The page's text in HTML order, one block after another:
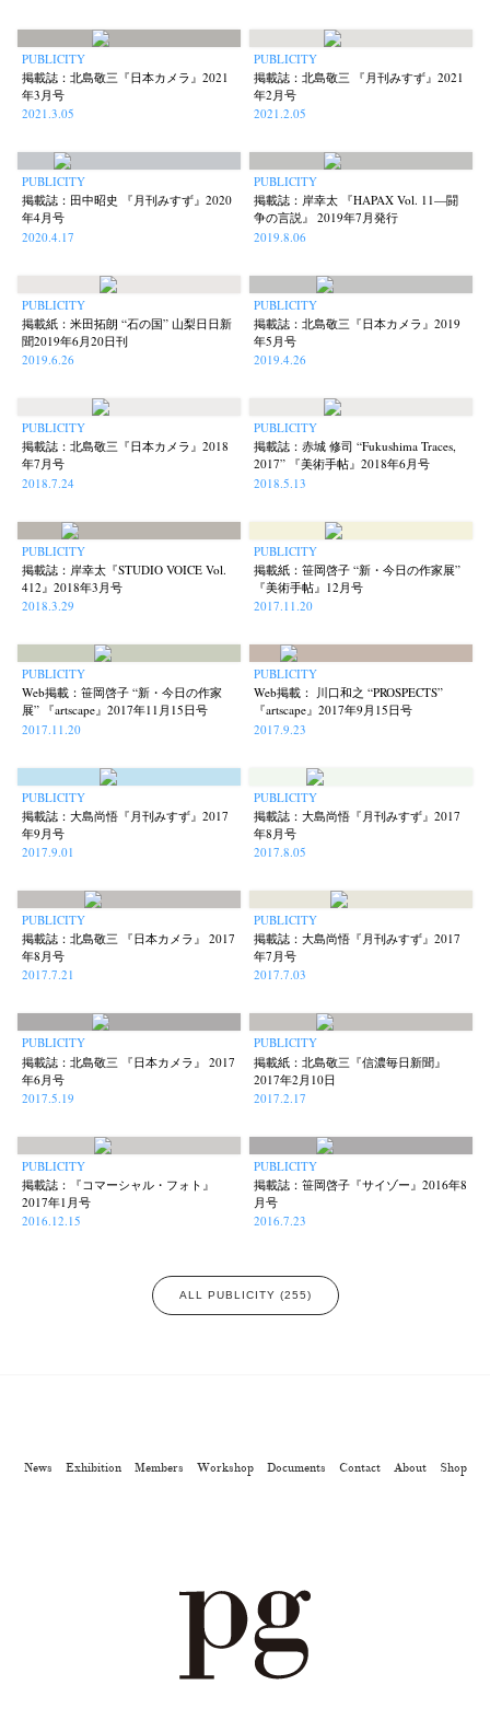
Akifumi Tanaka (7) Fumikiyo Nagamachi (27) Kazumichi Hashimoto (6)
Kazuyuki Kawaguchi Keiko Sasaoka (267)
Kota Kishi (101) Mariko Takahashi Masako Matsui (23) Masashi Otomo
Nana Kakuda Naonori Oshima
Postwar and Shōwa-Era (2) Publication
Renchan (21) Review (23) Rintaro Kameoka (32) Shoreline (56)
Special Exhibitions Takuro Yoneda (44)
PUBLICITY
掲載誌：北島敬三『日本カメラ』2021
年3月号
2021.3.05
PUBLICITY
掲載誌：北島敬三 『月刊みすず』2021
年2月号
2021.2.05
PUBLICITY
掲載誌：田中昭史 『月刊みすず』2020
年4月号
2020.4.17
PUBLICITY
掲載誌：岸幸太 『HAPAX Vol. 11—闘
争の言説』 2019年7月発行
2019.8.06
PUBLICITY
掲載紙：米田拓朗 “石の国” 山梨日日新
聞2019年6月20日刊
2019.6.26
PUBLICITY
掲載誌：北島敬三『日本カメラ』2019
年5月号
2019.4.26
PUBLICITY
掲載誌：北島敬三『日本カメラ』2018
年7月号
2018.7.24
PUBLICITY
掲載誌：赤城 修司 “Fukushima Traces,
2017” 『美術手帖』2018年6月号
2018.5.13
PUBLICITY
掲載誌：岸幸太『STUDIO VOICE Vol.
412』2018年3月号
2018.3.29
PUBLICITY
掲載紙：笹岡啓子 “新・今日の作家展”
『美術手帖』12月号
2017.11.20
PUBLICITY
Web掲載：笹岡啓子 “新・今日の作家
展” 『artscape』2017年11月15日号
2017.11.20
PUBLICITY
Web掲載： 川口和之 “PROSPECTS”
『artscape』2017年9月15日号
2017.9.23
PUBLICITY
掲載誌：大島尚悟『月刊みすず』2017
年9月号
2017.9.01
PUBLICITY
掲載誌：大島尚悟『月刊みすず』2017
年8月号
2017.8.05
PUBLICITY
掲載誌：北島敬三 『日本カメラ』 2017
年8月号
2017.7.21
PUBLICITY
掲載誌：大島尚悟『月刊みすず』2017
年7月号
2017.7.03
PUBLICITY
掲載誌：北島敬三 『日本カメラ』 2017
年6月号
2017.5.19
PUBLICITY
掲載紙：北島敬三『信濃毎日新聞』
2017年2月10日
2017.2.17
PUBLICITY
掲載誌：『コマーシャル・フォト』
2017年1月号
2016.12.15
PUBLICITY
掲載誌：笹岡啓子『サイゾー』2016年8
月号
2016.7.23
ALL PUBLICITY (255)
News Exhibition Members Workshop Documents Contact About Shop